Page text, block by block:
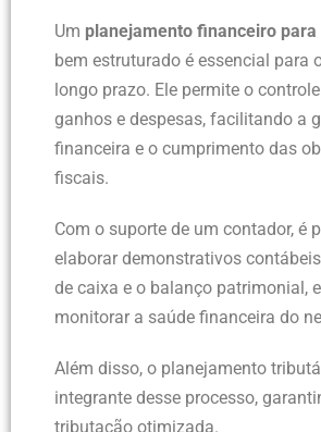
Um planejamento financeiro
bem estruturado é essencial para
longo prazo. Ele permite o
ganhos e despesas, facilitando a
financeira e o cumprimento das
fiscais.
Com o suporte de um contador, é
elaborar demonstrativos
de caixa e o balanço patrimonial,
monitorar a saúde financeira do
Além disso, o planejamento
integrante desse processo,
tributação otimizada.